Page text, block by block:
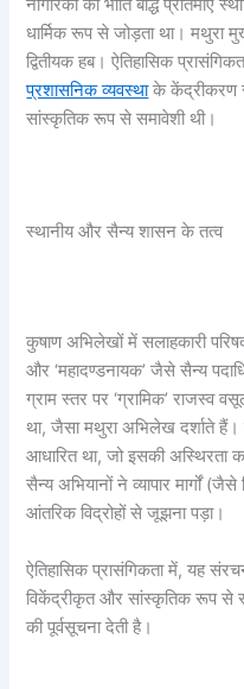
नागरिकों की भांति बौद्ध
धार्मिक रूप से जोड़ता था। मथुरा
द्वितीयक हब। ऐतिहासिक
प्रशासनिक व्यवस्थाके केंद्रीकरण
सांस्कृतिक रूप से समावेशी थी।
स्थानीय और सैन्य शासन के तत्व
कुषाण अभिलेखों में सलाहकारी
और ‘महादण्डनायक’ जैसे सैन्य
ग्राम स्तर पर ‘ग्रामिक’ राजस्व
था, जैसा मथुरा अभिलेख दर्शाते हैं।
आधारित था, जो इसकी अस्थिरता
सैन्य अभियानों ने व्यापार मार्गों
आंतरिक विद्रोहों से जूझना पड़ा।
ऐतिहासिक प्रासंगिकता में, यह
विकेंद्रीकृत और सांस्कृतिक रूप से
की पूर्वसूचना देती है।